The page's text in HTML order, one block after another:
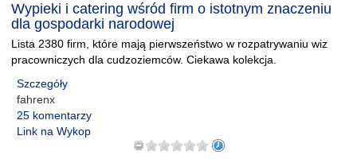
Wypieki i catering wśród firm o istotnym znaczeniu
dla gospodarki narodowej
Lista 2380 firm, które mają pierwszeństwo w rozpatrywaniu wiz
pracowniczych dla cudzoziemców. Ciekawa kolekcja.
Szczegóły
fahrenx
25 komentarzy
Link na Wykop